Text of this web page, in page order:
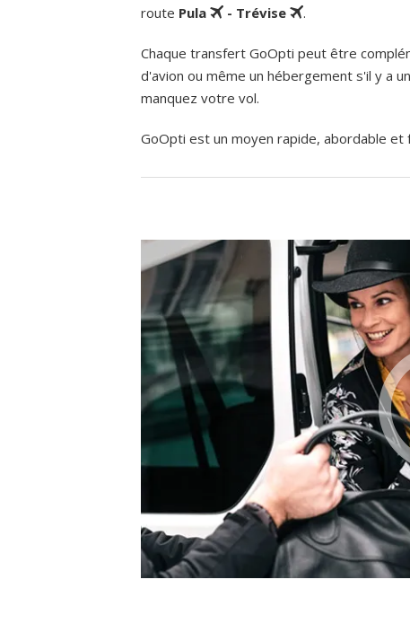
route Pula - Trévise .
Chaque transfert GoOpti peut être
d'avion ou même un hébergement s'il y a
manquez votre vol.
GoOpti est un moyen rapide, abordable